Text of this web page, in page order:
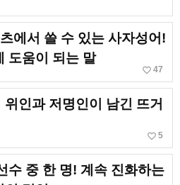
에서 쓸 수 있는 사자성어!
도움이 되는 말
favorite_border 47
위인과 저명인이 남긴 뜨거
favorite_border 5
수 중 한 명! 계속 진화하는